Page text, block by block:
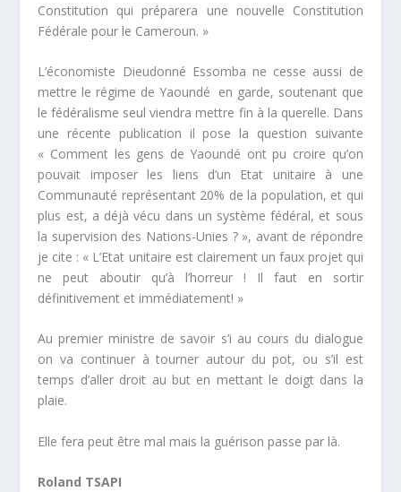
Constitution qui préparera une nouvelle Constitution
Fédérale pour le Cameroun. »
L’économiste Dieudonné Essomba ne cesse aussi de
mettre le régime de Yaoundé en garde, soutenant que
le fédéralisme seul viendra mettre fin à la querelle. Dans
une récente publication il pose la question suivante
« Comment les gens de Yaoundé ont pu croire qu’on
pouvait imposer les liens d’un Etat unitaire à une
Communauté représentant 20% de la population, et qui
plus est, a déjà vécu dans un système fédéral, et sous
la supervision des Nations-Unies ?», avant de répondre
je cite : « L’Etat unitaire est clairement un faux projet qui
ne peut aboutir qu’à l’horreur ! Il faut en sortir
définitivement et immédiatement! »
Au premier ministre de savoir s’i au cours du dialogue
on va continuer à tourner autour du pot, ou s’il est
temps d’aller droit au but en mettant le doigt dans la
plaie.
Elle fera peut être mal mais la guérison passe par là.
Roland TSAPI